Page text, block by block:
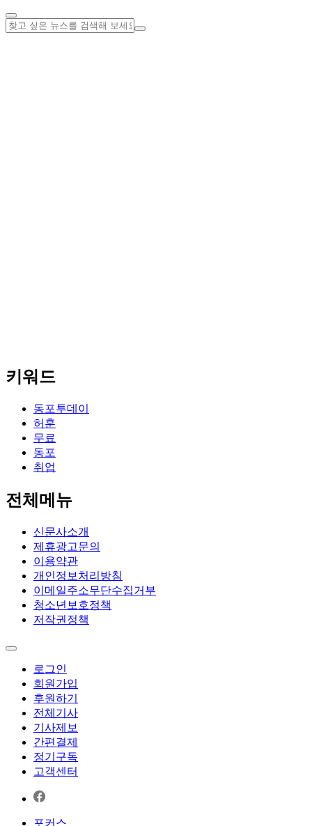
키워드
동포투데이
허훈
무료
동포
취업
전체메뉴
신문사소개
제휴광고문의
이용약관
개인정보처리방침
이메일주소무단수집거부
청소년보호정책
저작권정책
로그인
회원가입
후원하기
전체기사
기사제보
간편결제
정기구독
고객센터
포커스